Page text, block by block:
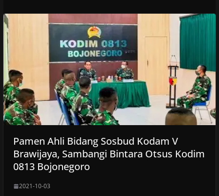
Pamen Ahli Bidang Sosbud Kodam V
Brawijaya, Sambangi Bintara Otsus Kodim
0813 Bojonegoro
2021-10-03